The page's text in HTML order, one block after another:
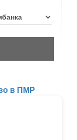
в ПМР